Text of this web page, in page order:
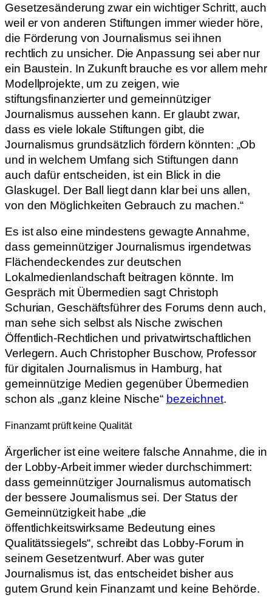
Gesetzesänderung zwar ein wichtiger Schritt, auch
weil er von anderen Stiftungen immer wieder höre,
die Förderung von Journalismus sei ihnen
rechtlich zu unsicher. Die Anpassung sei aber nur
ein Baustein. In Zukunft brauche es vor allem mehr
Modellprojekte, um zu zeigen, wie
stiftungsfinanzierter und gemeinnütziger
Journalismus aussehen kann. Er glaubt zwar,
dass es viele lokale Stiftungen gibt, die
Journalismus grundsätzlich fördern könnten: „Ob
und in welchem Umfang sich Stiftungen dann
auch dafür entscheiden, ist ein Blick in die
Glaskugel. Der Ball liegt dann klar bei uns allen,
von den Möglichkeiten Gebrauch zu machen.“
Es ist also eine mindestens gewagte Annahme,
dass gemeinnütziger Journalismus irgendetwas
Flächendeckendes zur deutschen
Lokalmedienlandschaft beitragen könnte. Im
Gespräch mit Übermedien sagt Christoph
Schurian, Geschäftsführer des Forums denn auch,
man sehe sich selbst als Nische zwischen
Öffentlich-Rechtlichen und privatwirtschaftlichen
Verlegern. Auch Christopher Buschow, Professor
für digitalen Journalismus in Hamburg, hat
gemeinnützige Medien gegenüber Übermedien
schon als „ganz kleine Nische“ bezeichnet.
Finanzamt prüft keine Qualität
Ärgerlicher ist eine weitere falsche Annahme, die in
der Lobby-Arbeit immer wieder durchschimmert:
dass gemeinnütziger Journalismus automatisch
der bessere Journalismus sei. Der Status der
Gemeinnützigkeit habe „die
öffentlichkeitswirksame Bedeutung eines
Qualitätssiegels“, schreibt das Lobby-Forum in
seinem Gesetzentwurf. Aber was guter
Journalismus ist, das entscheidet bisher aus
gutem Grund kein Finanzamt und keine Behörde.